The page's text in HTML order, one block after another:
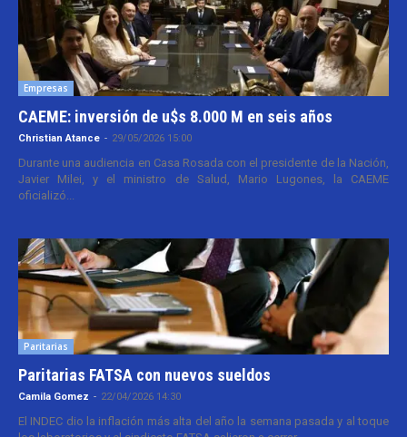
Empresas
CAEME: inversión de u$s 8.000 M en seis años
Christian Atance - 29/05/2026 15:00
Durante una audiencia en Casa Rosada con el presidente de la Nación,
Javier Milei, y el ministro de Salud, Mario Lugones, la CAEME
oficializó...
Paritarias
Paritarias FATSA con nuevos sueldos
Camila Gomez - 22/04/2026 14:30
El INDEC dio la inflación más alta del año la semana pasada y al toque